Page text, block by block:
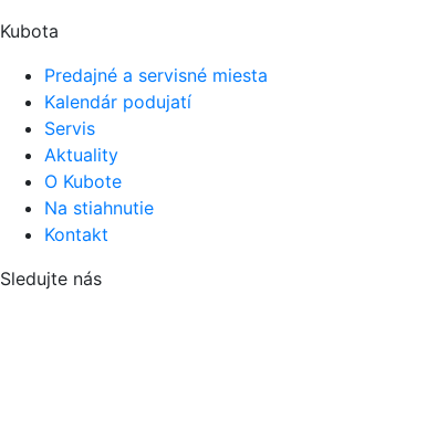
Kubota
Predajné a servisné miesta
Kalendár podujatí
Servis
Aktuality
O Kubote
Na stiahnutie
Kontakt
Sledujte nás